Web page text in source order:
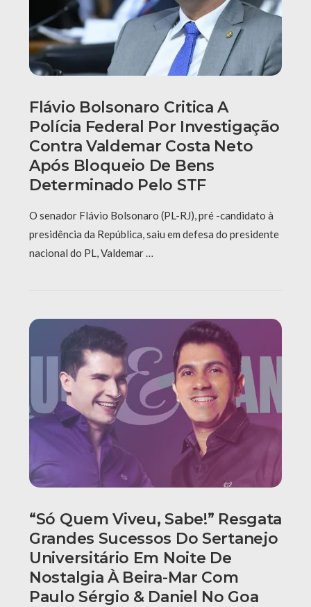
Flávio Bolsonaro Critica A
Polícia Federal Por Investigação
Contra Valdemar Costa Neto
Após Bloqueio De Bens
Determinado Pelo STF
O senador Flávio Bolsonaro (PL-RJ), pré -candidato à
presidência da República, saiu em defesa do presidente
nacional do PL, Valdemar …
“Só Quem Viveu, Sabe!” Resgata
Grandes Sucessos Do Sertanejo
Universitário Em Noite De
Nostalgia À Beira-Mar Com
Paulo Sérgio & Daniel No Goa